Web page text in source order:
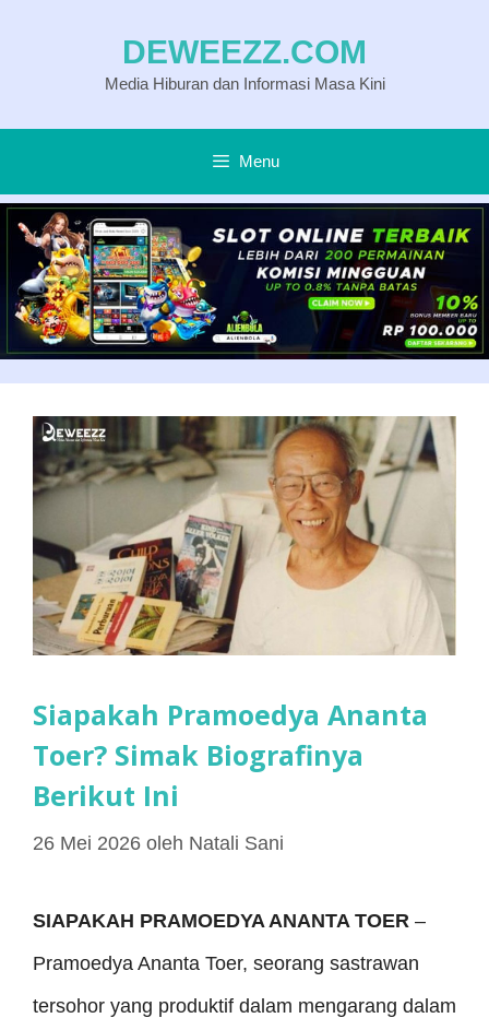
DEWEEZZ.COM
Media Hiburan dan Informasi Masa Kini
Menu
Siapakah Pramoedya Ananta
Toer? Simak Biografinya
Berikut Ini
26 Mei 2026 oleh Natali Sani
SIAPAKAH PRAMOEDYA ANANTA TOER –
Pramoedya Ananta Toer, seorang sastrawan
tersohor yang produktif dalam mengarang dalam